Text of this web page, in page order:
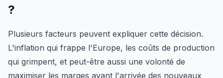
?
Plusieurs facteurs peuvent expliquer cette décision.
L'inflation qui frappe l'Europe, les coûts de production
qui grimpent, et peut-être aussi une volonté de
maximiser les marges avant l'arrivée des nouveaux